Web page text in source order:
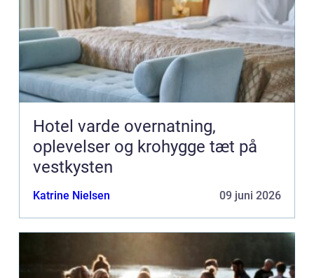
Hotel varde overnatning,
oplevelser og krohygge tæt på
vestkysten
Katrine Nielsen 09 juni 2026